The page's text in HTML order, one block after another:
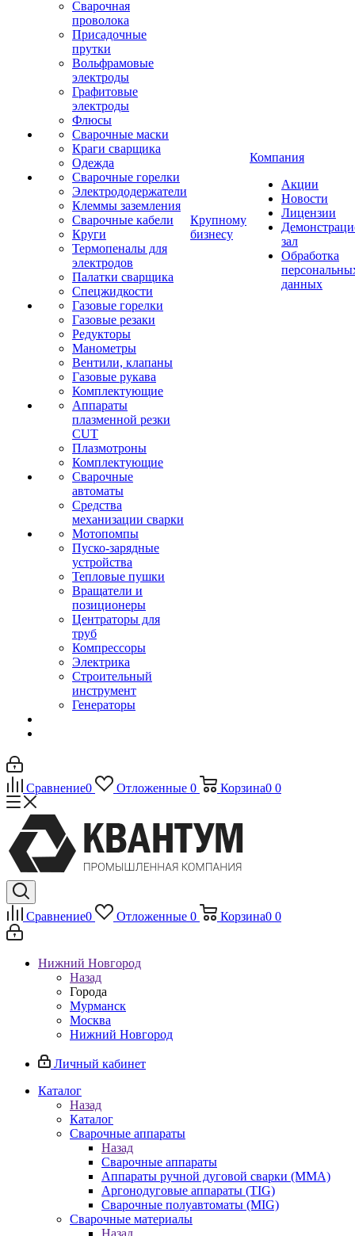
Сварочная
проволока
Присадочные
прутки
Вольфрамовые
электроды
Графитовые
электроды
Флюсы
Сварочные маски
Краги сварщика
Одежда
Сварочные горелки
Электрододержатели
Клеммы заземления
Сварочные кабели
Круги
Термопеналы для
электродов
Палатки сварщика
Спецжидкости
Газовые горелки
Газовые резаки
Редукторы
Манометры
Вентили, клапаны
Газовые рукава
Комплектующие
Аппараты
плазменной резки
CUT
Плазмотроны
Комплектующие
Сварочные
автоматы
Средства
механизации сварки
Мотопомпы
Пуско-зарядные
устройства
Тепловые пушки
Вращатели и
позиционеры
Центраторы для
труб
Компрессоры
Электрика
Строительный
инструмент
Генераторы
Крупному
бизнесу
Компания
Акции
Новости
Лицензии
зал
Обработка
данных
Сравнение0 Отложенные 0 Корзина0 0
Сравнение0 Отложенные 0 Корзина0 0
Нижний Новгород
Назад
Города
Мурманск
Москва
Нижний Новгород
Личный кабинет
Каталог
Назад
Каталог
Сварочные аппараты
Назад
Сварочные аппараты
Аппараты ручной дуговой сварки (MMA)
Аргонодуговые аппараты (TIG)
Сварочные полуавтоматы (MIG)
Сварочные материалы
Назад